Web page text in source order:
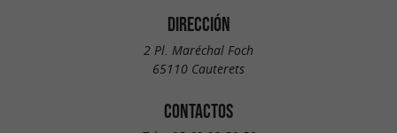
DIRECCIÓN
2 Pl. Maréchal Foch
65110 Cauterets
CONTACTOS